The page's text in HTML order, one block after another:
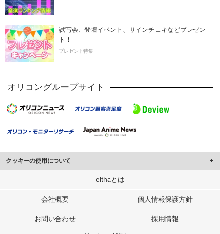
試写会、登壇イベント、サインチェキなどプレゼン
ト！
プレゼント特集
オリコングループサイト
クッキーの使用について
このサイトでは Cookie を使用して、ユーザーに合わせたコンテンツや広告の
行っています。
メディアや広告配信、データ解析の各パートナーに提供しています。
elthaとは
会社概要 個人情報保護方針
お問い合わせ 採用情報